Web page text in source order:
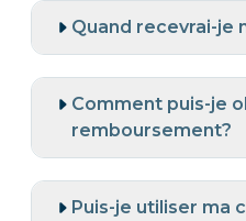
Quand recevrai-je
Comment puis-je
remboursement?
Puis-je utiliser ma